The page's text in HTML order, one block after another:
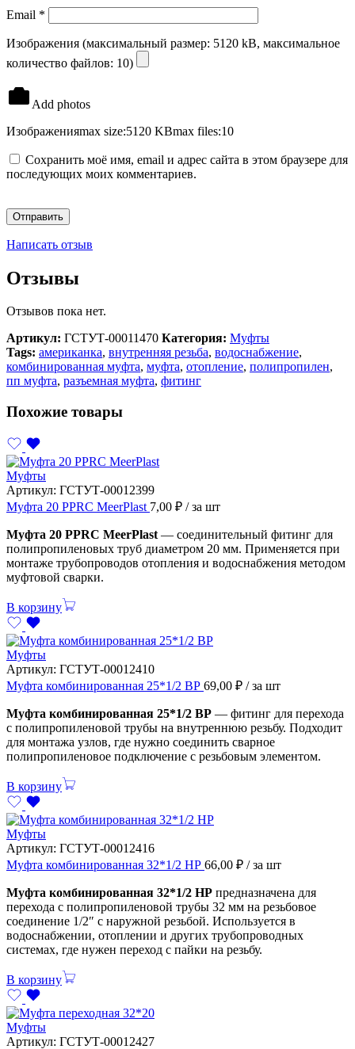
Email *
Изображения (максимальный размер: 5120 kB, максимальное
количество файлов: 10)
Add photos
Изображенияmax size:5120 KBmax files:10
Сохранить моё имя, email и адрес сайта в этом браузере для
последующих моих комментариев.
Написать отзыв
Отзывы
Отзывов пока нет.
Артикул: ГСТУТ-00011470 Категория: Муфты
Tags: американка, внутренняя резьба, водоснабжение,
комбинированная муфта, муфта, отопление, полипропилен,
пп муфта, разъемная муфта, фитинг
Похожие товары
Муфты
Артикул: ГСТУТ-00012399
Муфта 20 PPRC MeerPlast 7,00 ₽ / за шт
Муфта 20 PPRC MeerPlast — соединительный фитинг для
полипропиленовых труб диаметром 20 мм. Применяется при
монтаже трубопроводов отопления и водоснабжения методом
муфтовой сварки.
В корзину
Муфты
Артикул: ГСТУТ-00012410
Муфта комбинированная 25*1/2 ВР 69,00 ₽ / за шт
Муфта комбинированная 25*1/2 ВР — фитинг для перехода
с полипропиленовой трубы на внутреннюю резьбу. Подходит
для монтажа узлов, где нужно соединить сварное
полипропиленовое подключение с резьбовым элементом.
В корзину
Муфты
Артикул: ГСТУТ-00012416
Муфта комбинированная 32*1/2 НР 66,00 ₽ / за шт
Муфта комбинированная 32*1/2 НР предназначена для
перехода с полипропиленовой трубы 32 мм на резьбовое
соединение 1/2″ с наружной резьбой. Используется в
водоснабжении, отоплении и других трубопроводных
системах, где нужен переход с пайки на резьбу.
В корзину
Муфты
Артикул: ГСТУТ-00012427